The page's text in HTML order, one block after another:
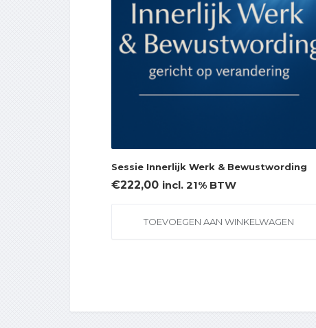
Sessie Innerlijk Werk & Bewustwording
€222,00 incl. 21% BTW
TOEVOEGEN AAN WINKELWAGEN